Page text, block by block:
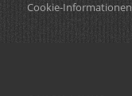
Cookie-Informationen